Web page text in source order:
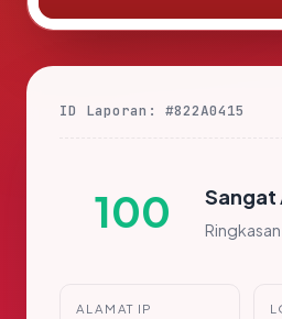
ID Laporan: #822A0415
100 Sangat
ALAMAT IP